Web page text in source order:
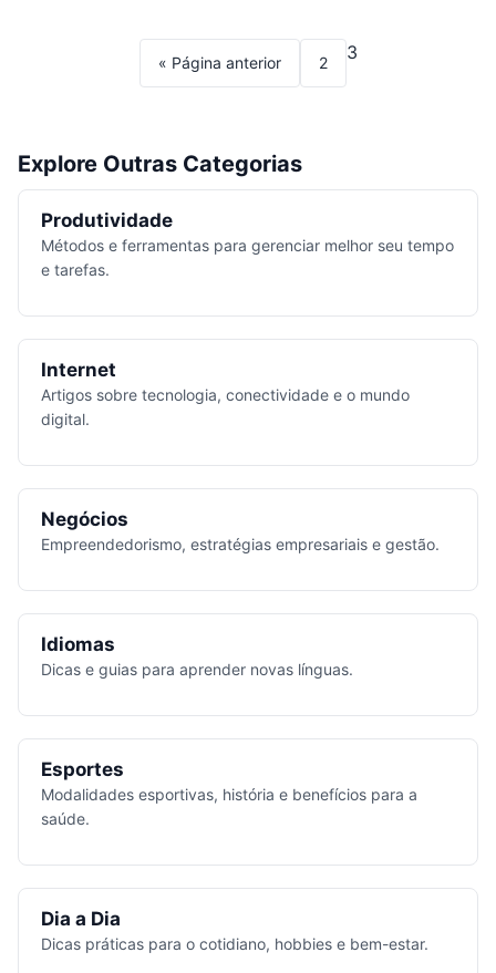
« Página anterior 2 3
Explore Outras Categorias
Produtividade
Métodos e ferramentas para gerenciar melhor seu tempo
e tarefas.
Internet
Artigos sobre tecnologia, conectividade e o mundo
digital.
Negócios
Empreendedorismo, estratégias empresariais e gestão.
Idiomas
Dicas e guias para aprender novas línguas.
Esportes
Modalidades esportivas, história e benefícios para a
saúde.
Dia a Dia
Dicas práticas para o cotidiano, hobbies e bem-estar.